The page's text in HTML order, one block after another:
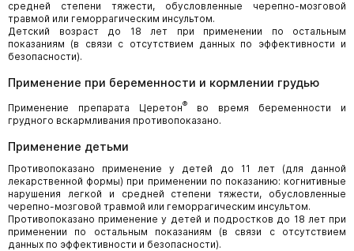
средней степени тяжести, обусловленные черепно-мозговой
травмой или геморрагическим инсультом.
Детский возраст до 18 лет при применении по остальным
показаниям (в связи с отсутствием данных по эффективности и
безопасности).
Применение при беременности и кормлении грудью
Применение препарата Церетон®
во время беременности и
грудного вскармливания противопоказано.
Применение детьми
Противопоказано применение у детей до 11 лет (для данной
лекарственной формы) при применении по показанию: когнитивные
нарушения легкой и средней степени тяжести, обусловленные
черепно-мозговой травмой или геморрагическим инсультом.
Противопоказано применение у детей и подростков до 18 лет при
применении по остальным показаниям (в связи с отсутствием
данных по эффективности и безопасности).